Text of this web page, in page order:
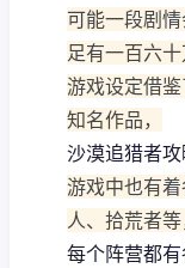
可能一段剧
足有一百六十
游戏设定借
知名作品，
沙漠追猎者攻
游戏中也有
人、拾荒者等
每个阵营都